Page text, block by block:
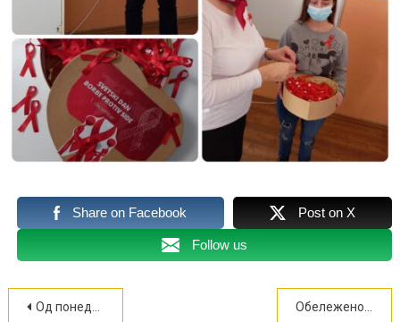
Share on Facebook Post on X
Follow us
Кретање
Од понедељка непосредна настава у ГТШ Неимар